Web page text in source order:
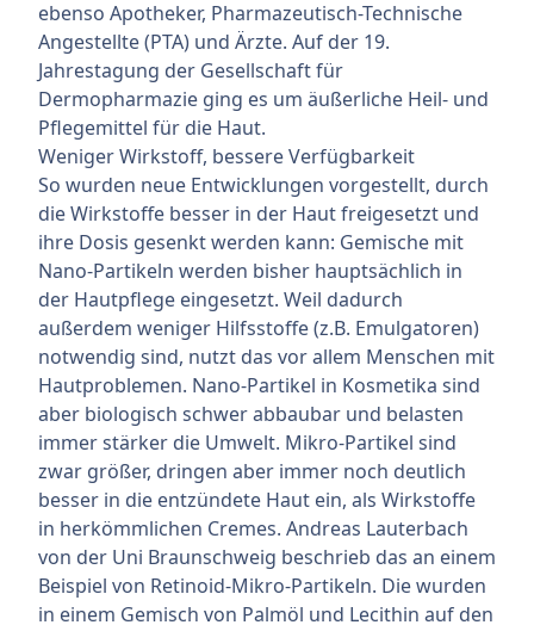
ebenso Apotheker, Pharmazeutisch-Technische
Angestellte (PTA) und Ärzte. Auf der 19.
Jahrestagung der Gesellschaft für
Dermopharmazie ging es um äußerliche Heil- und
Pflegemittel für die Haut.
Weniger Wirkstoff, bessere Verfügbarkeit
So wurden neue Entwicklungen vorgestellt, durch
die Wirkstoffe besser in der Haut freigesetzt und
ihre Dosis gesenkt werden kann: Gemische mit
Nano-Partikeln werden bisher hauptsächlich in
der Hautpflege eingesetzt. Weil dadurch
außerdem weniger Hilfsstoffe (z.B. Emulgatoren)
notwendig sind, nutzt das vor allem Menschen mit
Hautproblemen. Nano-Partikel in Kosmetika sind
aber biologisch schwer abbaubar und belasten
immer stärker die Umwelt. Mikro-Partikel sind
zwar größer, dringen aber immer noch deutlich
besser in die entzündete Haut ein, als Wirkstoffe
in herkömmlichen Cremes. Andreas Lauterbach
von der Uni Braunschweig beschrieb das an einem
Beispiel von Retinoid-Mikro-Partikeln. Die wurden
in einem Gemisch von Palmöl und Lecithin auf den